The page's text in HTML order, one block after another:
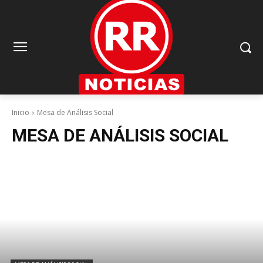
Inicio Mesa de Análisis Social
MESA DE ANÁLISIS SOCIAL